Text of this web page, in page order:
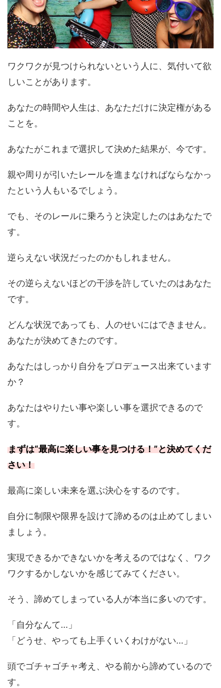
ワクワクが見つけられないという人に、気付いて欲
しいことがあります。
あなたの時間や人生は、あなただけに決定権がある
ことを。
あなたがこれまで選択して決めた結果が、今です。
親や周りが引いたレールを進まなければならなかっ
たという人もいるでしょう。
でも、そのレールに乗ろうと決定したのはあなたで
す。
逆らえない状況だったのかもしれません。
その逆らえないほどの干渉を許していたのはあなた
です。
どんな状況であっても、人のせいにはできません。
あなたが決めてきたのです。
あなたはしっかり自分をプロデュース出来ています
か？
あなたはやりたい事や楽しい事を選択できるので
す。
まずは“最高に楽しい事を見つける！”と決めてくだ
さい！
最高に楽しい未来を選ぶ決心をするのです。
自分に制限や限界を設けて諦めるのは止めてしまい
ましょう。
実現できるかできないかを考えるのではなく、ワク
ワクするかしないかを感じてみてください。
そう、諦めてしまっている人が本当に多いのです。
「自分なんて…」
「どうせ、やっても上手くいくわけがない…」
頭でゴチャゴチャ考え、やる前から諦めているので
す。